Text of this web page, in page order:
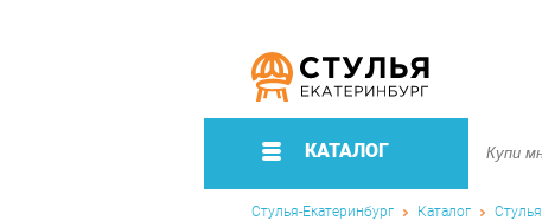
КАТАЛОГ
Стулья-Екатеринбург Каталог Стулья